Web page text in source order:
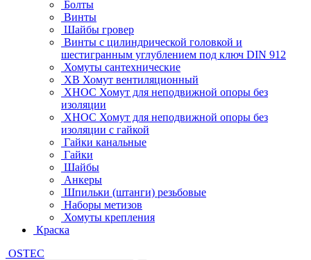
Болты
Винты
Шайбы гровер
Винты с цилиндрической головкой и
шестигранным углублением под ключ DIN 912
Хомуты сантехнические
ХВ Хомут вентиляционный
ХНОС Хомут для неподвижной опоры без
изоляции
ХНОС Хомут для неподвижной опоры без
изоляции с гайкой
Гайки канальные
Гайки
Шайбы
Анкеры
Шпильки (штанги) резьбовые
Наборы метизов
Хомуты крепления
Краска
OSTEC